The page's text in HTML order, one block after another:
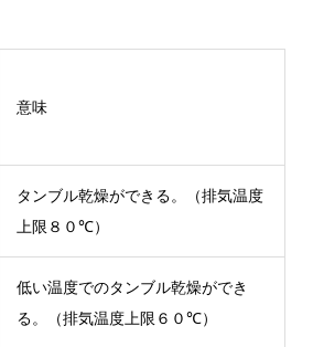
意味
タンブル乾燥ができる。（排気温度
上限８０℃）
低い温度でのタンブル乾燥ができ
る。（排気温度上限６０℃）